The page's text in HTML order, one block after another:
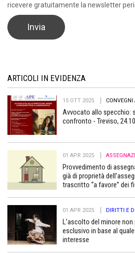
ricevere gratuitamente la newsletter
ARTICOLI IN EVIDENZA
15 OTT 2025 CONVEGNI
Avvocato allo specchio:
confronto - Treviso,
01 APR 2025
Provvedimento di
già di proprietà
trascritto “a favore” dei
01 APR 2025 DIRITTI E
L’ascolto del minore
esclusivo in base al
interesse